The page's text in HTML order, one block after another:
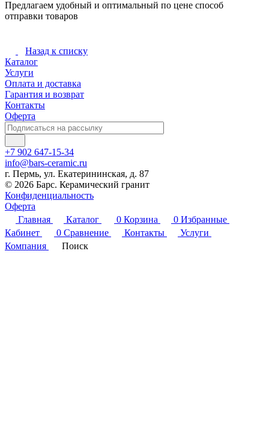
Предлагаем удобный и оптимальный по цене способ
отправки товаров
Назад к списку
Каталог
Услуги
Оплата и доставка
Гарантия и возврат
Контакты
Оферта
+7 902 647-15-34
info@bars-ceramic.ru
г. Пермь, ул. Екатерининская, д. 87
© 2026 Барс. Керамический гранит
Конфиденциальность
Оферта
Главная
Каталог 0 Корзина 0 Избранные
Кабинет
0 Сравнение Контакты
Услуги
Компания
Поиск